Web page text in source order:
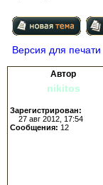
Версия для печати
Автор
nikitos
Зарегистрирован:
27 авг 2012, 17:54
Сообщения: 12